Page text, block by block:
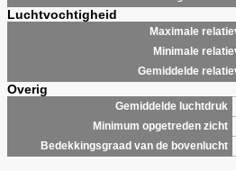
Luchtvochtigheid
Maximale
Minimale
Gemiddelde
Overig
Gemiddelde luchtdruk
Minimum opgetreden zicht
Bedekkingsgraad van de bovenlucht